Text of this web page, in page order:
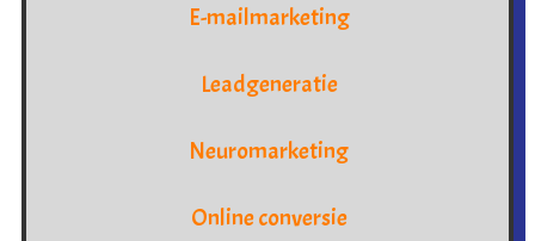
E-mailmarketing
Leadgeneratie
Neuromarketing
Online conversie